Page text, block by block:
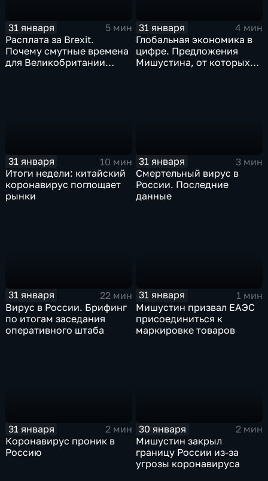
31 января
5 мин
Расплата за Brexit.
Почему смутные времена
для Великобритании
31 января
4 мин
Глобальная экономика в
цифре. Предложения
Мишустина, от которых
31 января
10 мин
Итоги недели: китайский
коронавирус поглощает
рынки
31 января
3 мин
Смертельный вирус в
России. Последние
данные
31 января
22 мин
Вирус в России. Брифинг
по итогам заседания
оперативного штаба
31 января
1 мин
Мишустин призвал ЕАЭС
присоединиться к
маркировке товаров
31 января
2 мин
Коронавирус проник в
Россию
30 января
2 мин
Мишустин закрыл
границу России из-за
угрозы коронавируса